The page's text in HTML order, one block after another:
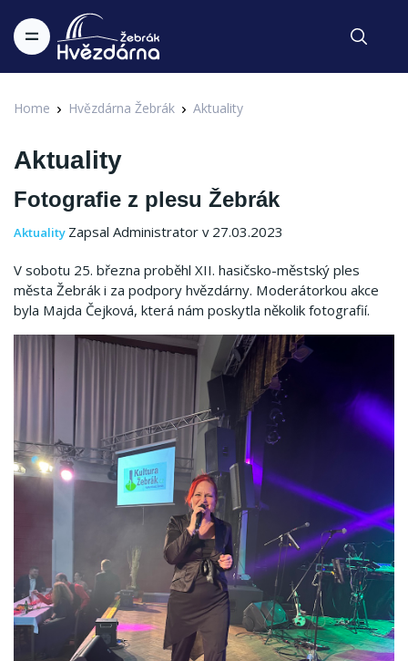
Home Hvězdárna Žebrák Aktuality
Aktuality
Fotografie z plesu Žebrák
Aktuality Zapsal Administrator v 27.03.2023
V sobotu 25. března proběhl XII. hasičsko-městský ples
města Žebrák i za podpory hvězdárny. Moderátorkou akce
byla Majda Čejková, která nám poskytla několik fotografií.